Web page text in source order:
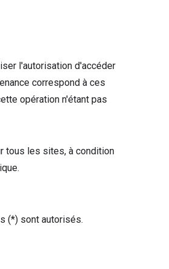
l'autorisation d'accéder
correspond à ces
opération n'étant pas
tous les sites, à condition
(*) sont autorisés.